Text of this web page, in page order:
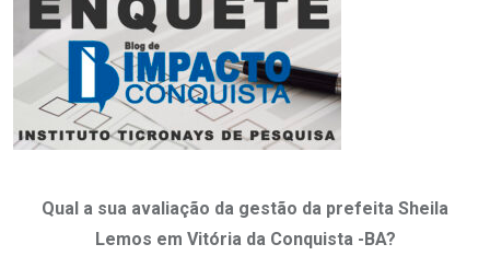
Qual a sua avaliação da gestão da prefeita Sheila
Lemos em Vitória da Conquista -BA?